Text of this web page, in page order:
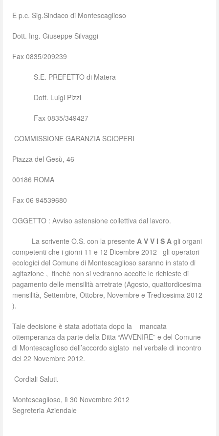
E p.c. Sig.Sindaco di Montescaglioso
Dott. Ing. Giuseppe Silvaggi
Fax 0835/209239
S.E. PREFETTO di Matera
Dott. Luigi Pizzi
Fax 0835/349427
COMMISSIONE GARANZIA SCIOPERI
Piazza del Gesù, 46
00186 ROMA
Fax 06 94539680
OGGETTO : Avviso astensione collettiva dal lavoro.
La scrivente O.S. con la presenteA V V I S A gli organi
competenti che i giorni 11 e 12 Dicembre 2012 gli operatori
ecologici del Comune di Montescaglioso saranno in stato di
agitazione , finchè non si vedranno accolte le richieste di
pagamento delle mensilità arretrate (Agosto, quattordicesima
mensilità, Settembre, Ottobre, Novembre e Tredicesima 2012
).
Tale decisione è stata adottata dopo la mancata
ottemperanza da parte della Ditta “AVVENIRE” e del Comune
di Montescaglioso dell’accordo siglato nel verbale di incontro
del 22 Novembre 2012.
Cordiali Saluti.
Montescaglioso, lì 30 Novembre 2012
Segreteria Aziendale